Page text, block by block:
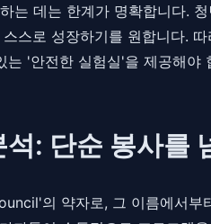
는 데는 한계가 명확합니다.
스로 성장하기를 원합니다.
는 '안전한 실험실'을 제공해야
: 단순 봉사를
의 약자로, 그 이름에서부